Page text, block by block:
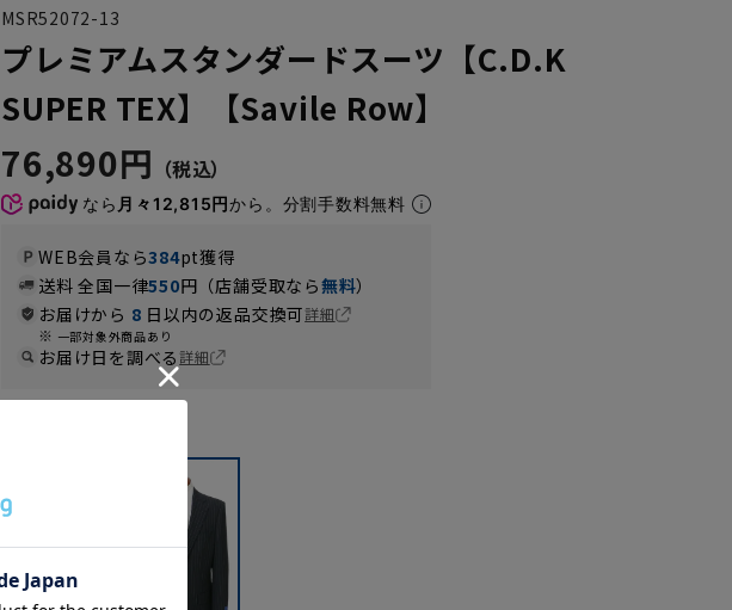
MSR52072-13
プレミアムスタンダードスーツ【C.D.K
SUPER TEX】【Savile Row】
76,890円
なら 月々12,815円から。分割手数料無料
WEB会員なら384pt獲得
送料 全国一律550円（店舗受取なら無料）
お届けから 8 日以内の返品交換可詳細
一部対象外商品あり
お届け日を調べる詳細